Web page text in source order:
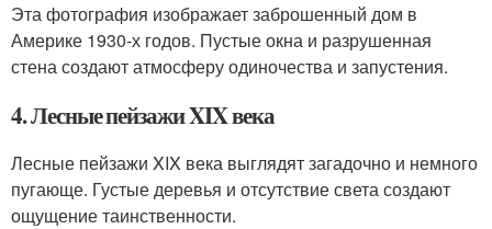
Эта фотография изображает заброшенный дом в
Америке 1930-х годов. Пустые окна и разрушенная
стена создают атмосферу одиночества и запустения.
4. Лесные пейзажи XIX века
Лесные пейзажи XIX века выглядят загадочно и немного
пугающе. Густые деревья и отсутствие света создают
ощущение таинственности.